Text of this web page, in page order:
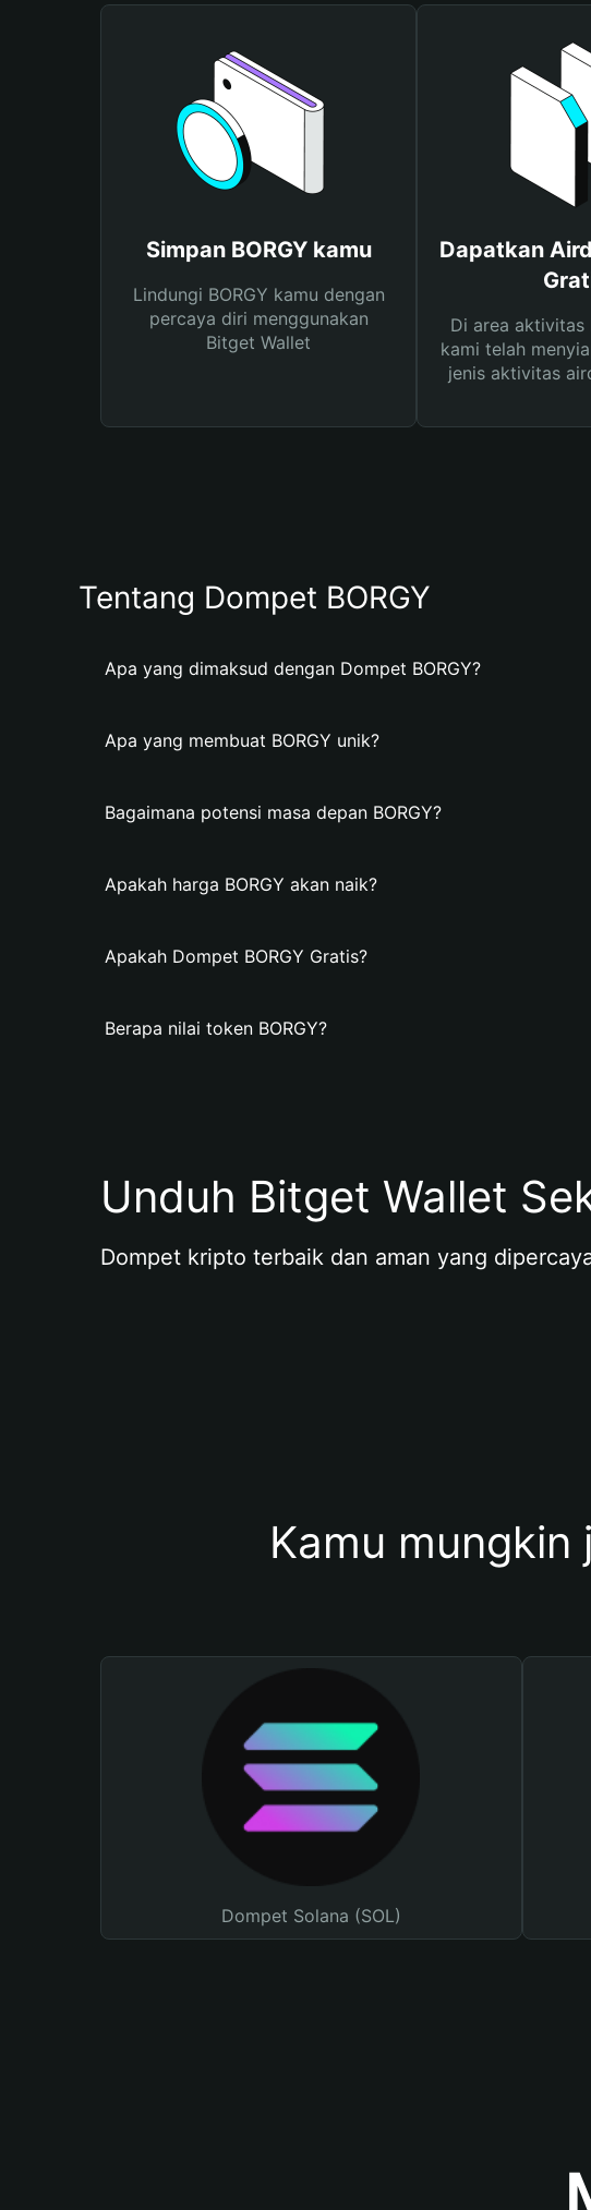
Simpan BORGY kamu
Lindungi BORGY kamu dengan
percaya diri menggunakan
Bitget Wallet
Dapatkan
Di area aktivitas
kami telah
jenis aktivitas
Tentang Dompet BORGY
Apa yang dimaksud dengan Dompet BORGY?
Apa yang membuat BORGY unik?
Bagaimana potensi masa depan BORGY?
Apakah harga BORGY akan naik?
Apakah Dompet BORGY Gratis?
Berapa nilai token BORGY?
Unduh Bitget Wallet
Dompet kripto terbaik dan aman yang
Kamu
Dompet Solana (SOL)